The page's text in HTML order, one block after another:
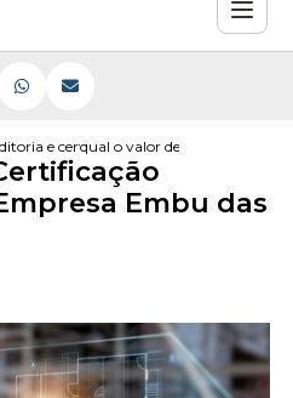
e certificacao ambiental
qual o valor de certificacao
Embu das